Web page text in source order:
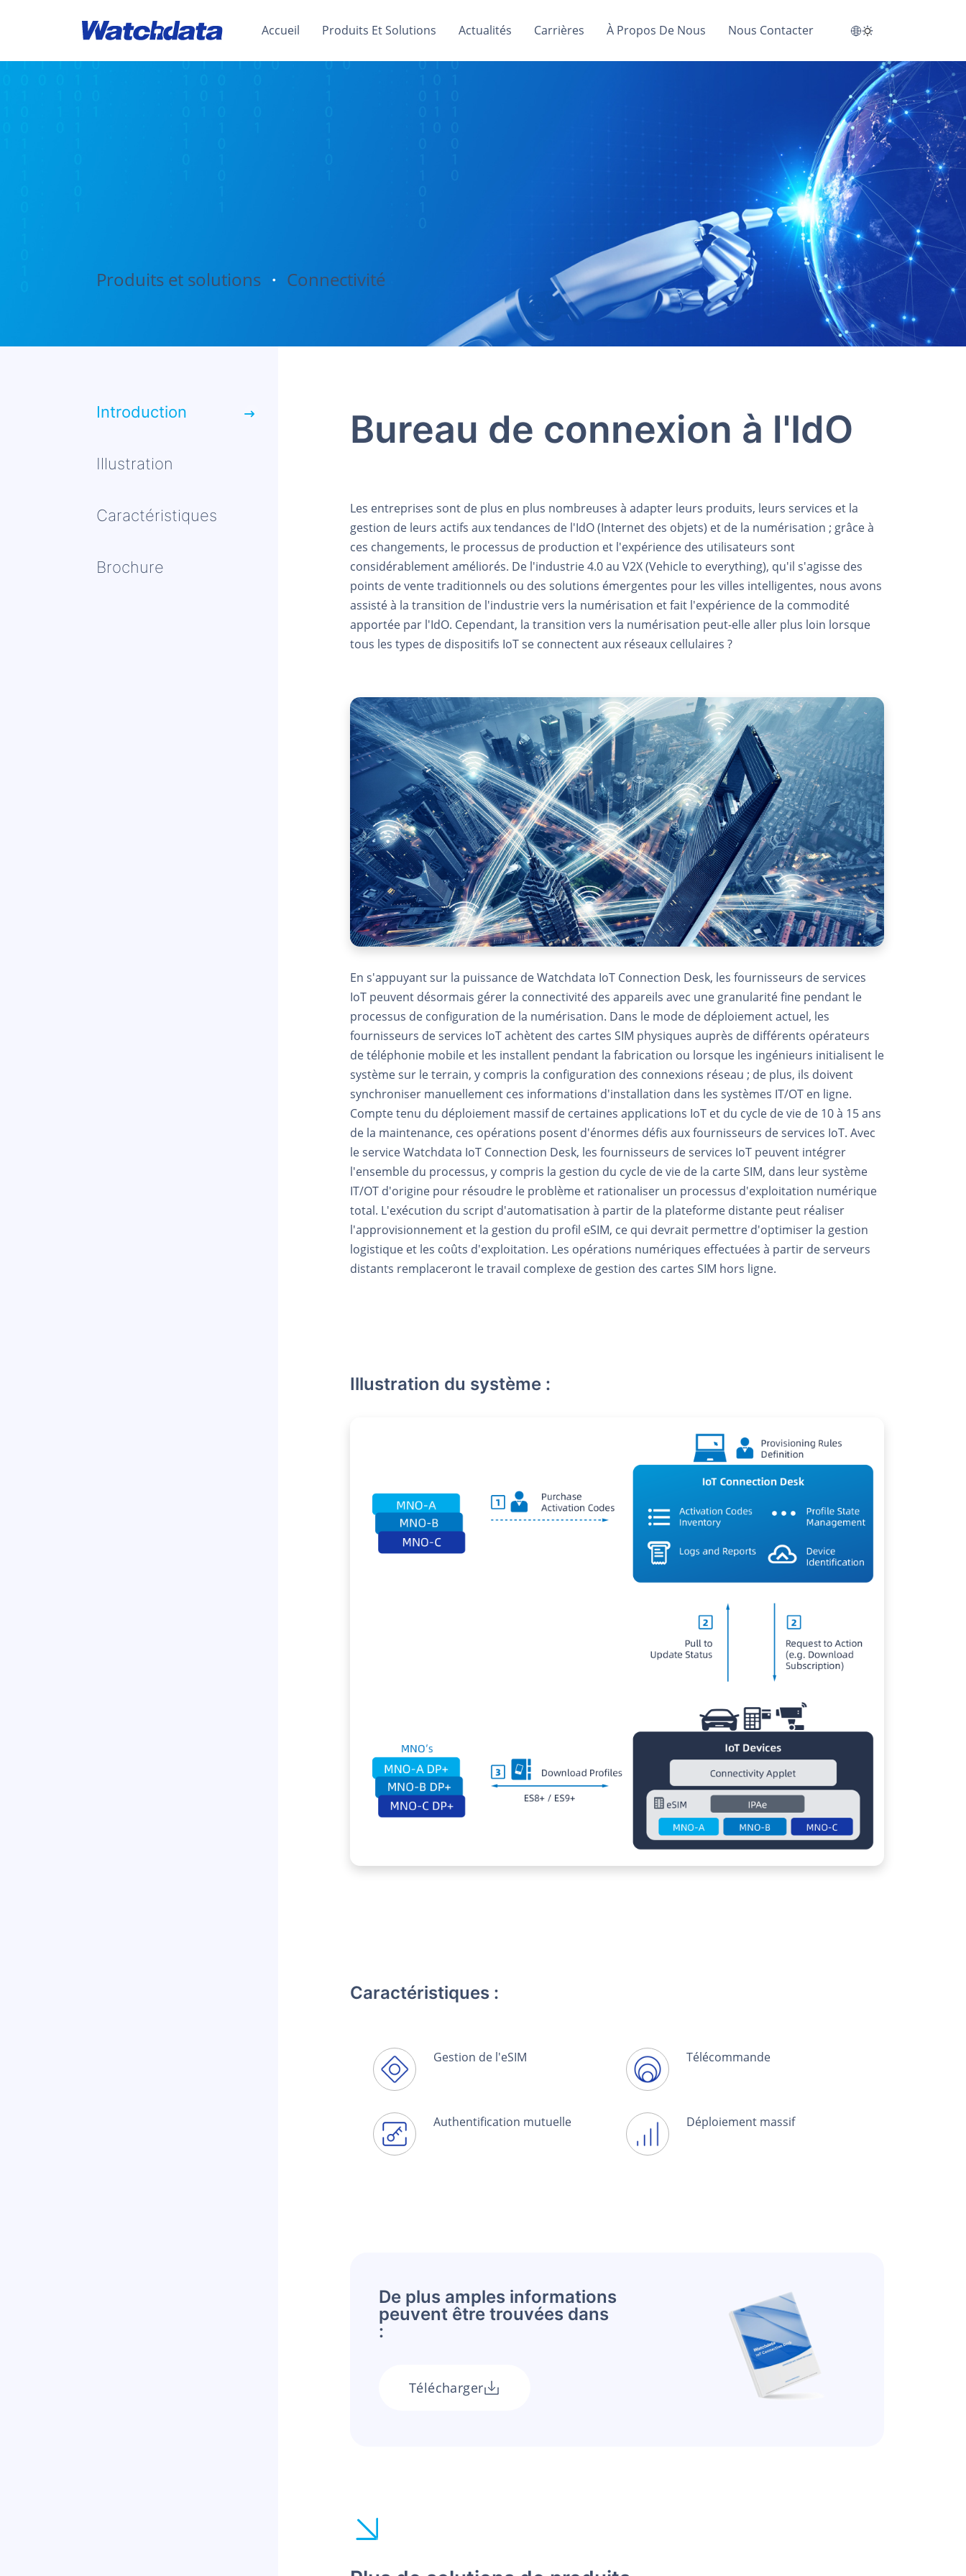
Accueil Produits Et Solutions Actualités Carrières À Propos De Nous Nous Contacter
Produits et solutions ・ Connectivité
Introduction
Illustration
Caractéristiques
Brochure
Bureau de connexion à l'IdO
Les entreprises sont de plus en plus nombreuses à adapter leurs produits, leurs services et la
gestion de leurs actifs aux tendances de l'IdO (Internet des objets) et de la numérisation ; grâce à
ces changements, le processus de production et l'expérience des utilisateurs sont
considérablement améliorés. De l'industrie 4.0 au V2X (Vehicle to everything), qu'il s'agisse des
points de vente traditionnels ou des solutions émergentes pour les villes intelligentes, nous avons
assisté à la transition de l'industrie vers la numérisation et fait l'expérience de la commodité
apportée par l'IdO. Cependant, la transition vers la numérisation peut-elle aller plus loin lorsque
tous les types de dispositifs IoT se connectent aux réseaux cellulaires ?
En s'appuyant sur la puissance de Watchdata IoT Connection Desk, les fournisseurs de services
IoT peuvent désormais gérer la connectivité des appareils avec une granularité fine pendant le
processus de configuration de la numérisation. Dans le mode de déploiement actuel, les
fournisseurs de services IoT achètent des cartes SIM physiques auprès de différents opérateurs
de téléphonie mobile et les installent pendant la fabrication ou lorsque les ingénieurs initialisent le
système sur le terrain, y compris la configuration des connexions réseau ; de plus, ils doivent
synchroniser manuellement ces informations d'installation dans les systèmes IT/OT en ligne.
Compte tenu du déploiement massif de certaines applications IoT et du cycle de vie de 10 à 15 ans
de la maintenance, ces opérations posent d'énormes défis aux fournisseurs de services IoT. Avec
le service Watchdata IoT Connection Desk, les fournisseurs de services IoT peuvent intégrer
l'ensemble du processus, y compris la gestion du cycle de vie de la carte SIM, dans leur système
IT/OT d'origine pour résoudre le problème et rationaliser un processus d'exploitation numérique
total. L'exécution du script d'automatisation à partir de la plateforme distante peut réaliser
l'approvisionnement et la gestion du profil eSIM, ce qui devrait permettre d'optimiser la gestion
logistique et les coûts d'exploitation. Les opérations numériques effectuées à partir de serveurs
distants remplaceront le travail complexe de gestion des cartes SIM hors ligne.
Illustration du système :
Caractéristiques :
Gestion de l'eSIM Télécommande
Authentification mutuelle Déploiement massif
De plus amples informations
peuvent être trouvées dans
:
Télécharger